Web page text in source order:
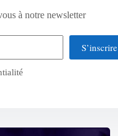
à notre newsletter
S’inscrire